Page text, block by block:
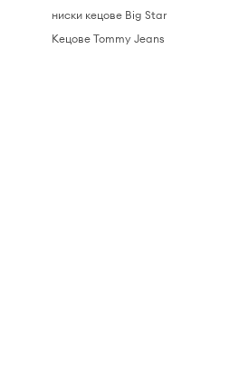
ниски кецове Big Star
Кецове Tommy Jeans